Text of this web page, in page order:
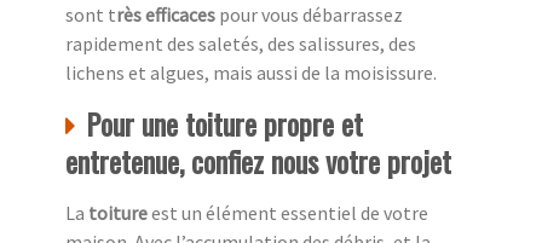
sont très efficaces pour vous débarrassez
rapidement des saletés, des salissures, des
lichens et algues, mais aussi de la moisissure.
Pour une toiture propre et
entretenue, confiez nous votre projet
La toitureest un élément essentiel de votre